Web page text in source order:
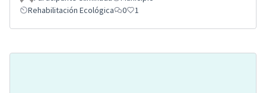
Rehabilitación Ecológica
0 1